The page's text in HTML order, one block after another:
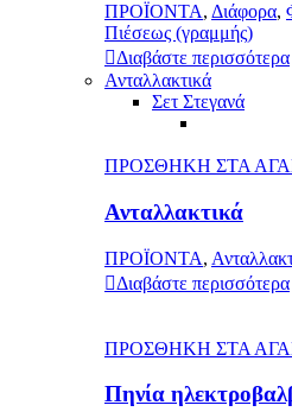
ΠΡΟΪΟΝΤΑ, Διάφορα,
Πιέσεως (γραμμής)
Διαβάστε περισσότερα
Ανταλλακτικά
Σετ Στεγανά
ΠΡΟΣΘΗΚΗ ΣΤΑ
Ανταλλακτικά
ΠΡΟΪΟΝΤΑ,
Διαβάστε περισσότερα
ΠΡΟΣΘΗΚΗ ΣΤΑ
Πηνία